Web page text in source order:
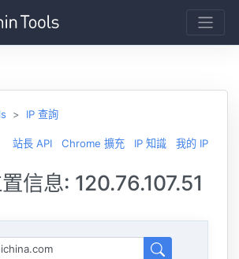
IP 查詢
站長 API Chrome 擴充 IP 知識 我的 IP
信息: 120.76.107.51